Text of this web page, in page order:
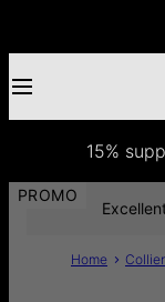
15%
PROMO
Home